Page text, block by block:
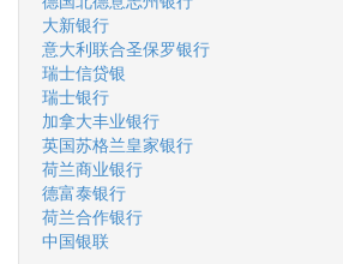
大新银行
意大利联合圣保罗银行
瑞士信贷银
瑞士银行
加拿大丰业银行
英国苏格兰皇家银行
荷兰商业银行
德富泰银行
荷兰合作银行
中国银联